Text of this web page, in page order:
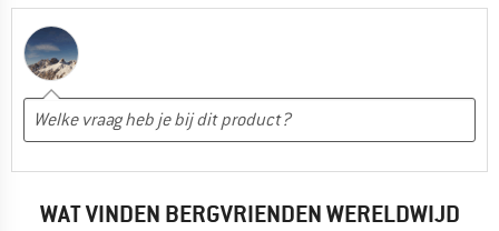
WAT VINDEN BERGVRIENDEN WERELDWIJD